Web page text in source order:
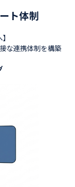
ト体制
な連携体制を構築